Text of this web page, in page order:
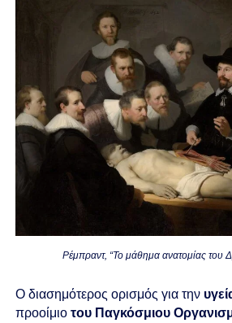
Ρέμπραντ, “Το μάθημα ανατομίας του
Ο διασημότερος ορισμός για την
προοίμιοτου Παγκόσμιου